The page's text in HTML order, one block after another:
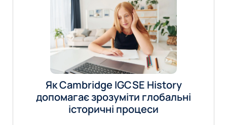
Як Cambridge IGCSE History
допомагає зрозуміти глобальні
історичні процеси